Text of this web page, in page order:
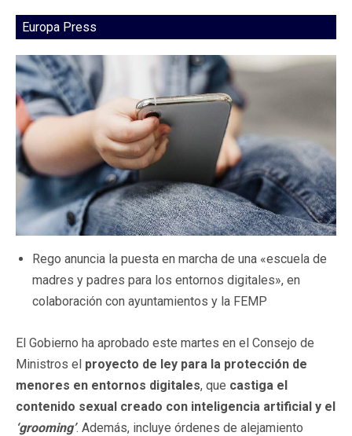
Europa Press
Rego anuncia la puesta en marcha de una «escuela de
madres y padres para los entornos digitales», en
colaboración con ayuntamientos y la FEMP
El Gobierno ha aprobado este martes en el Consejo de
Ministros el proyecto de ley para la protección de
menores en entornos digitales, que castiga el
contenido sexual creado con inteligencia artificial y el
‘grooming’. Además, incluye órdenes de alejamiento